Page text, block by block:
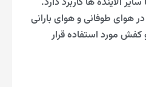
هوای طوفانی و هوای بارانی
مورد استفاده قرار